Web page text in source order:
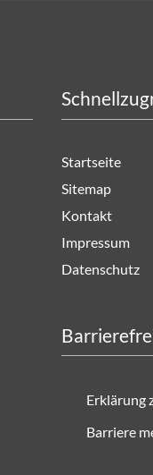
Startseite
Sitemap
Kontakt
Impressum
Datenschutz
Erklärung
Barriere